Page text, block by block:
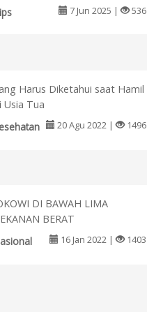
7 Jun 2025 | 536
Harus Diketahui saat Hamil
Usia Tua
20 Agu 2022 | 1496
DI BAWAH LIMA
BERAT
16 Jan 2022 | 1403